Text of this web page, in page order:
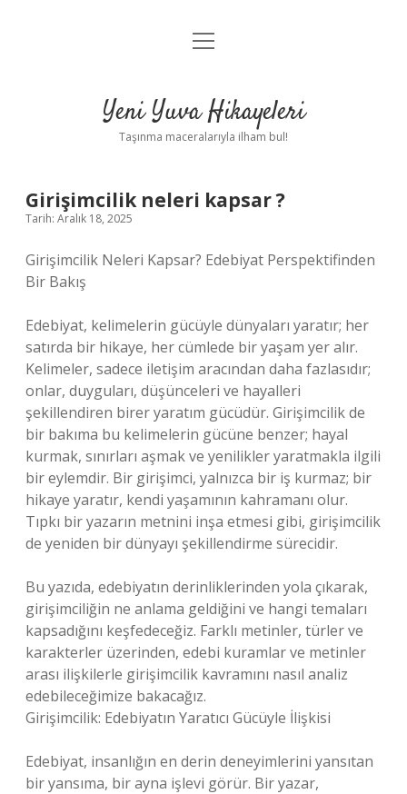
Anasayfa
Yasal Uyarı
menüyü
Yeni Yuva Hikayeleri
Taşınma maceralarıyla ilham bul!
Girişimcilik neleri kapsar ?
Tarih: Aralık 18, 2025
Girişimcilik Neleri Kapsar? Edebiyat Perspektifinden
Bir Bakış
Edebiyat, kelimelerin gücüyle dünyaları yaratır; her
satırda bir hikaye, her cümlede bir yaşam yer alır.
Kelimeler, sadece iletişim aracından daha fazlasıdır;
onlar, duyguları, düşünceleri ve hayalleri
şekillendiren birer yaratım gücüdür. Girişimcilik de
bir bakıma bu kelimelerin gücüne benzer; hayal
kurmak, sınırları aşmak ve yenilikler yaratmakla ilgili
bir eylemdir. Bir girişimci, yalnızca bir iş kurmaz; bir
hikaye yaratır, kendi yaşamının kahramanı olur.
Tıpkı bir yazarın metnini inşa etmesi gibi, girişimcilik
de yeniden bir dünyayı şekillendirme sürecidir.
Bu yazıda, edebiyatın derinliklerinden yola çıkarak,
girişimciliğin ne anlama geldiğini ve hangi temaları
kapsadığını keşfedeceğiz. Farklı metinler, türler ve
karakterler üzerinden, edebi kuramlar ve metinler
arası ilişkilerle girişimcilik kavramını nasıl analiz
edebileceğimize bakacağız.
Girişimcilik: Edebiyatın Yaratıcı Gücüyle İlişkisi
Edebiyat, insanlığın en derin deneyimlerini yansıtan
bir yansıma, bir ayna işlevi görür. Bir yazar,